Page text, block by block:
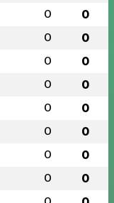
0 0
0 0
0 0
0 0
0 0
0 0
0 0
0 0